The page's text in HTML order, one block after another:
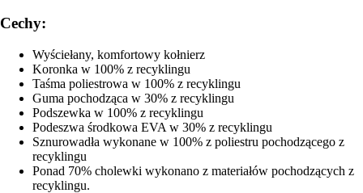
Cechy:
Wyściełany, komfortowy kołnierz
Koronka w 100% z recyklingu
Taśma poliestrowa w 100% z recyklingu
Guma pochodząca w 30% z recyklingu
Podszewka w 100% z recyklingu
Podeszwa środkowa EVA w 30% z recyklingu
Sznurowadła wykonane w 100% z poliestru pochodzącego z
recyklingu
Ponad 70% cholewki wykonano z materiałów pochodzących z
recyklingu.